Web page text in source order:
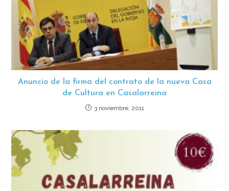
Anuncio de la firma del contrato de la nueva Casa
de Cultura en Casalarreina
3 noviembre, 2011